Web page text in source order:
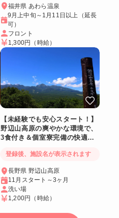
福井県 あわら温泉
9月上中旬～1月11日以上（延長
可）
フロント
1,300円 （時給）
【未経験でも安心スタート！】
野辺山高原の爽やかな環境で、
3食付き＆個室寮完備の快適リ
登録後、施設名が表示されます
長野県 野辺山高原
11月スタート～3ヶ月
洗い場
1,200円
（時給）